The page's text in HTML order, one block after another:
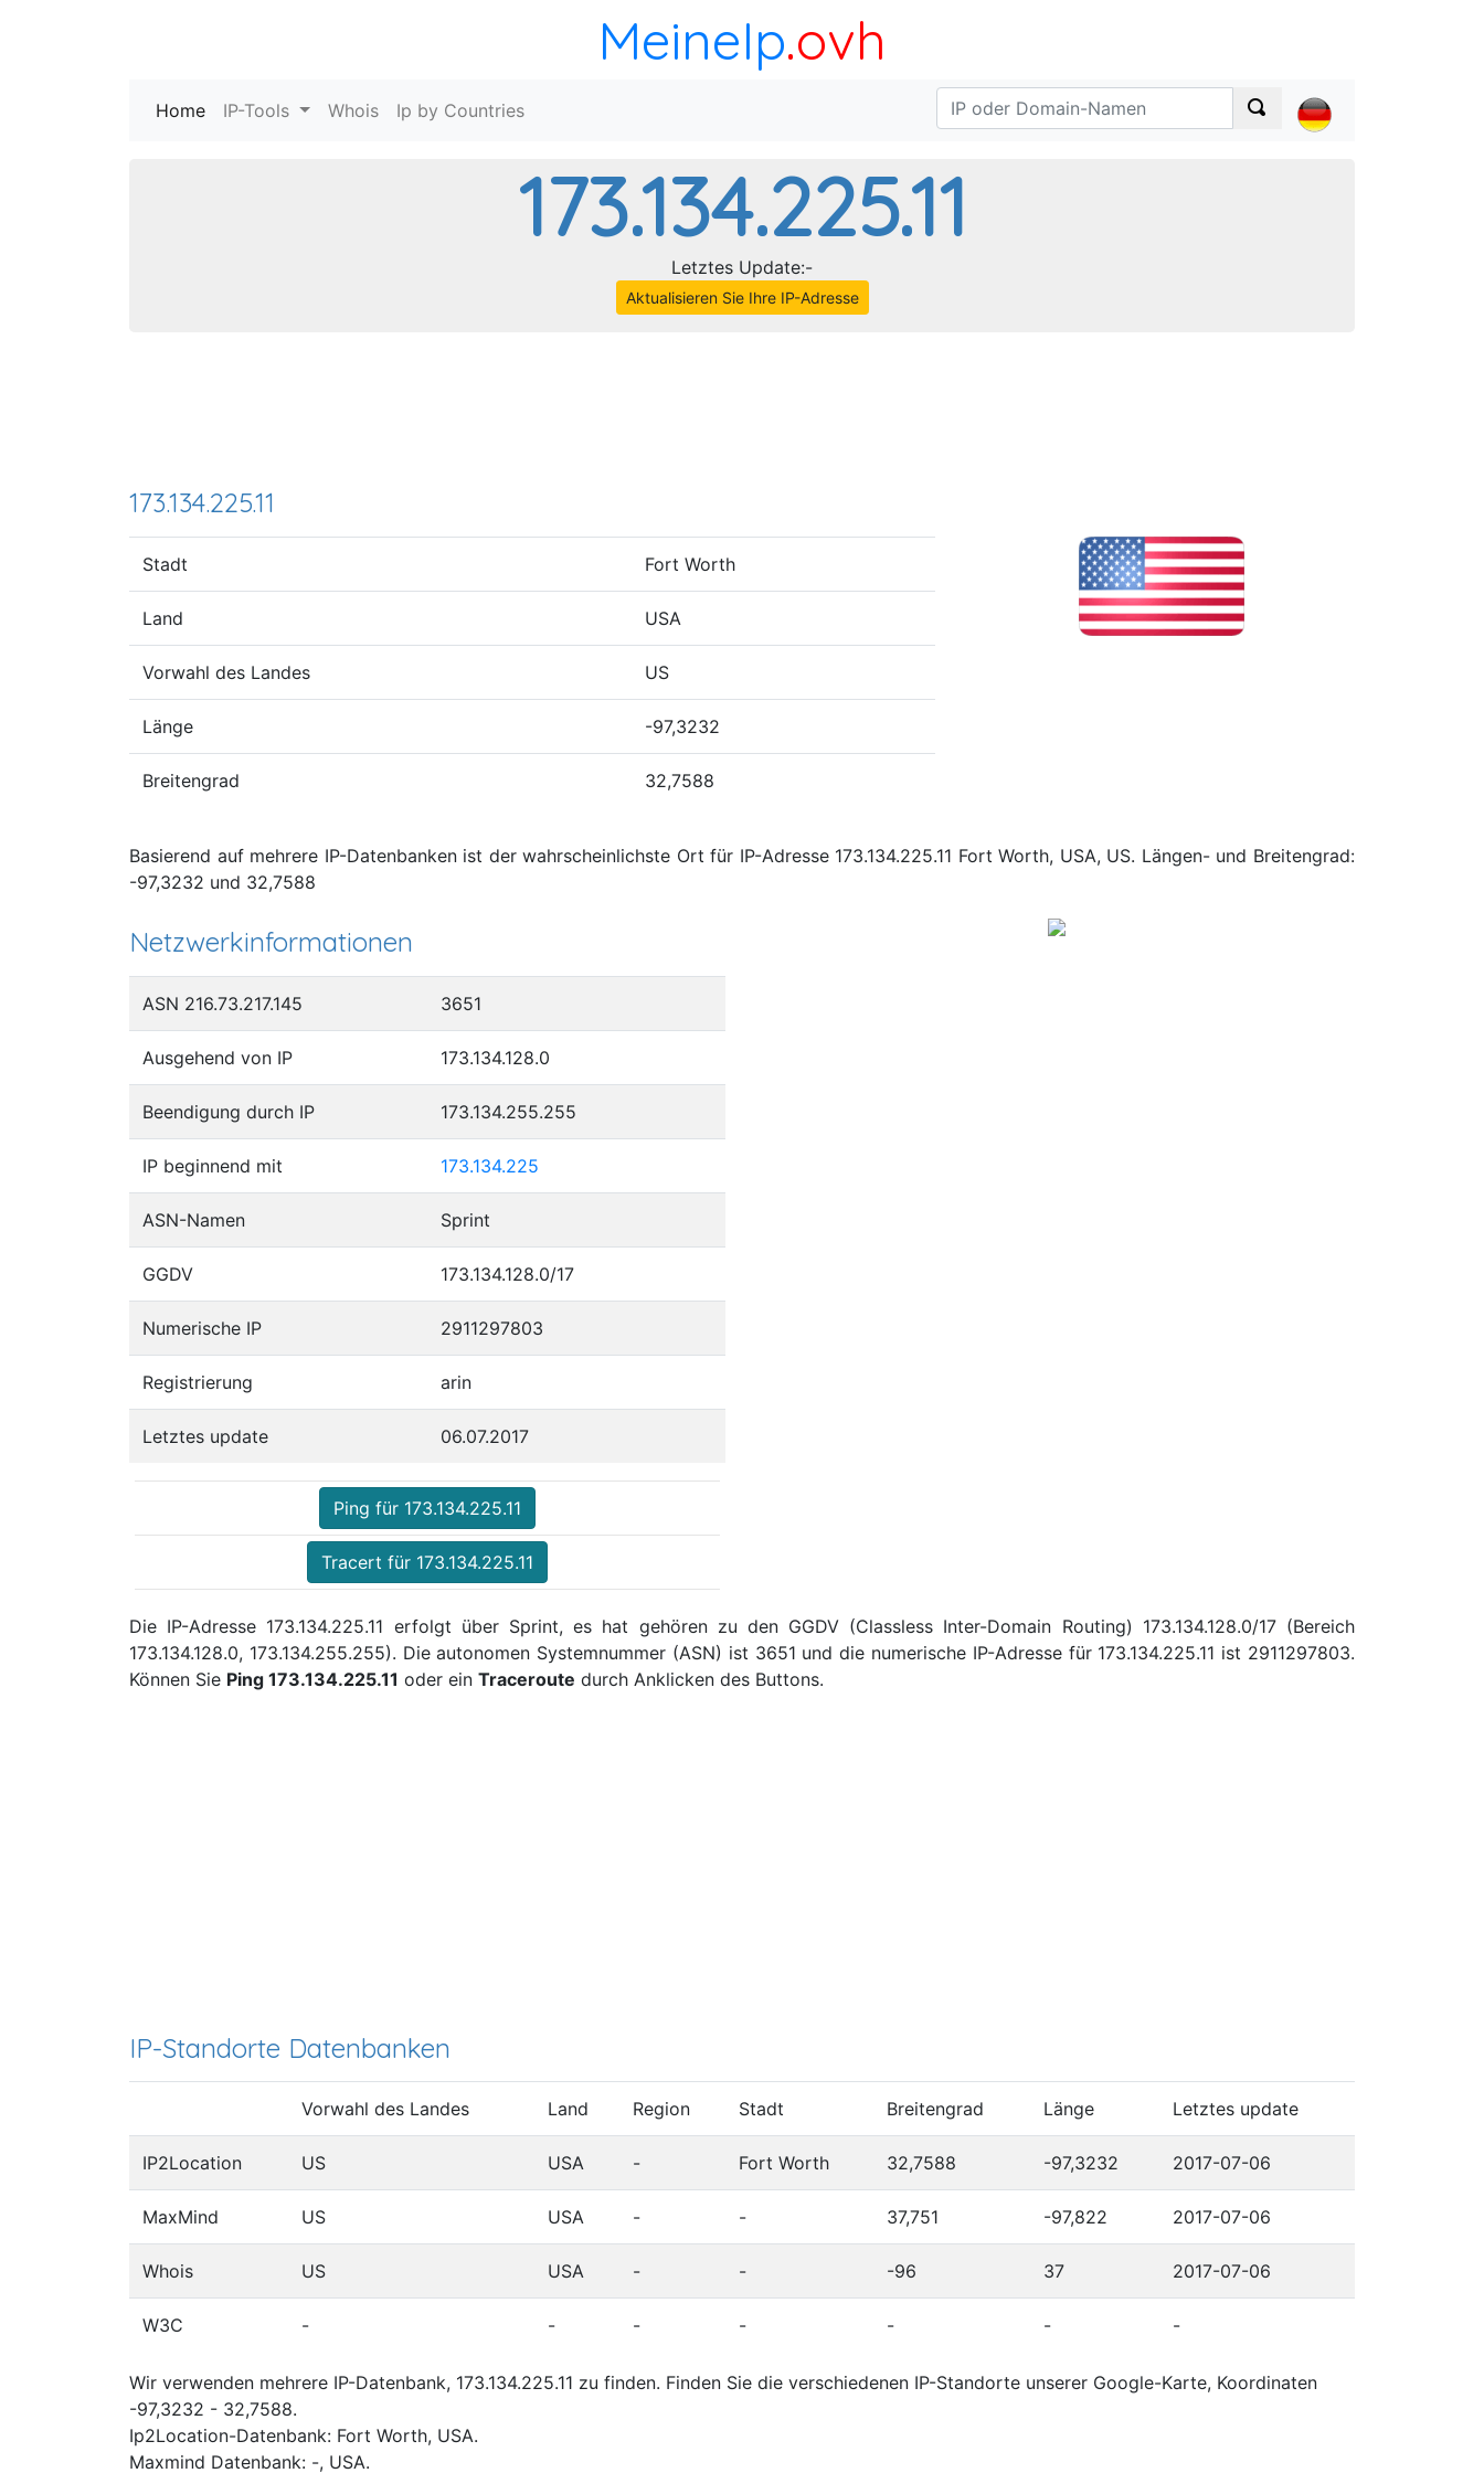
MeineIp.ovh
Home (current)
IP-Tools Whois Ip by Countries
173.134.225.11
Letztes Update:-
Aktualisieren Sie Ihre IP-Adresse
173.134.225.11
Stadt Fort Worth
Land USA
Vorwahl des Landes US
Länge -97,3232
Breitengrad 32,7588
Basierend auf mehrere IP-Datenbanken ist der wahrscheinlichste Ort für IP-Adresse 173.134.225.11 Fort Worth, USA, US. Längen- und Breitengrad:
-97,3232 und 32,7588
Netzwerkinformationen
ASN 216.73.217.145 3651
Ausgehend von IP 173.134.128.0
Beendigung durch IP 173.134.255.255
IP beginnend mit 173.134.225
ASN-Namen Sprint
GGDV 173.134.128.0/17
Numerische IP 2911297803
Registrierung arin
Letztes update 06.07.2017
Ping für 173.134.225.11
Tracert für 173.134.225.11
Die IP-Adresse 173.134.225.11 erfolgt über Sprint, es hat gehören zu den GGDV (Classless Inter-Domain Routing) 173.134.128.0/17 (Bereich
173.134.128.0, 173.134.255.255). Die autonomen Systemnummer (ASN) ist 3651 und die numerische IP-Adresse für 173.134.225.11 ist 2911297803.
Können Sie Ping 173.134.225.11 oder ein Traceroute durch Anklicken des Buttons.
IP-Standorte Datenbanken
Vorwahl des Landes Land Region Stadt Breitengrad Länge Letztes update
IP2Location US USA - Fort Worth 32,7588 -97,3232 2017-07-06
MaxMind US USA - - 37,751 -97,822 2017-07-06
Whois US USA - - -96 37 2017-07-06
W3C - - - - - - -
Wir verwenden mehrere IP-Datenbank, 173.134.225.11 zu finden. Finden Sie die verschiedenen IP-Standorte unserer Google-Karte, Koordinaten
-97,3232 - 32,7588.
Ip2Location-Datenbank: Fort Worth, USA.
Maxmind Datenbank: -, USA.